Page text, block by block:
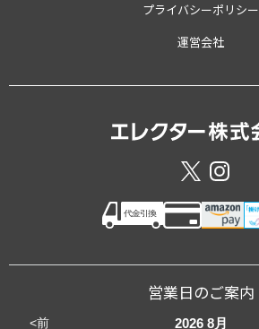
プライバシーポリシー
運営会社
営業日のご案内
<前 2026 8月